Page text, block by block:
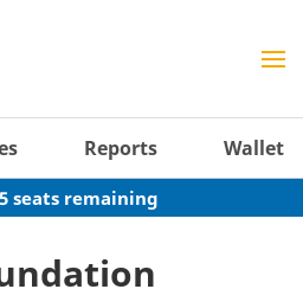
Reports Wallet
seats remaining